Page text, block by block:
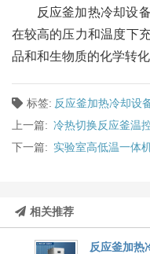
反应釜加热冷却设
在较高的压力和温度下
品和和生物质的化学转化
标签: 反应釜加热冷却设
上一篇: 冷热切换反应釜温
下一篇: 实验室高低温一体
相关推荐
反应釜加热